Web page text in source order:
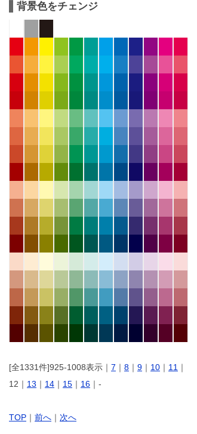
背景色をチェンジ
[全1331件]925-1008表示｜ 7 ｜ 8 ｜ 9 ｜ 10 ｜ 11 ｜
12｜ 13 ｜ 14 ｜ 15 ｜ 16 ｜-
TOP ｜ 前へ ｜ 次へ